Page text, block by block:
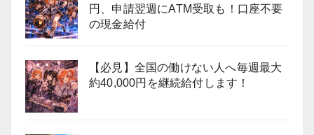
円、申請翌週にATM受取も！口座不要
の現金給付
【必見】全国の働けない人へ毎週最大
約40,000円を継続給付します！